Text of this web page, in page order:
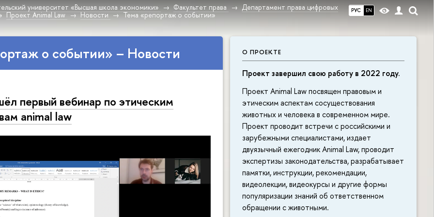
РУС EN
университет «Высшая школа экономики» Факультет права
Департамент права цифровых
Проект Animal Law
Новости Тема «репортаж о событии»
О ПРОЕКТЕ
Проект завершил свою работу в 2022 году.
Проект Animal Law посвящен правовым и
этическим аспектам сосуществования
животных и человека в современном мире.
Проект проводит встречи с российскими и
зарубежными специалистами, издает
двуязычный ежегодник Animal Law, проводит
экспертизы законодательства, разрабатывает
памятки, инструкции, рекомендации,
видеолекции, видеокурсы и другие формы
популяризации знаний об ответственном
обращении с животными.
о событии» – Новости
первый вебинар по этическим
animal law